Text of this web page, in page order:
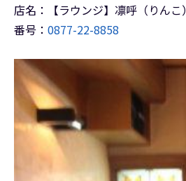
店名：【ラウンジ】凛呼（りんこ）
番号： 0877-22-8858